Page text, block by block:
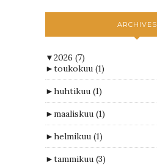
ARCHIVES
▼2026 (7)
►toukokuu (1)
►huhtikuu (1)
►maaliskuu (1)
►helmikuu (1)
►tammikuu (3)